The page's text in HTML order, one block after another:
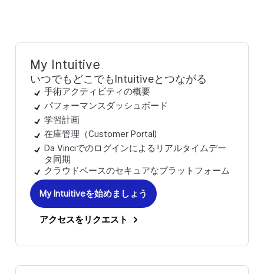
My Intuitive
いつでもどこでもIntuitiveとつながる
手術アクティビティの概要
パフォーマンスダッシュボード
学習計画
在庫管理（Customer Portal)
Da Vinciでのログインによるリアルタイムデー
タ同期
クラウドベースのセキュアなプラットフォーム
My Intuitiveを始めましょう
アクセスをリクエスト